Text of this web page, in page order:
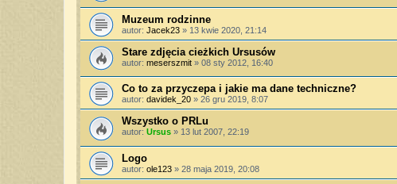
Muzeum rodzinne
autor: Jacek23 » 13 kwie 2020, 21:14
Stare zdjęcia cieżkich Ursusów
autor: meserszmit » 08 sty 2012, 16:40
Co to za przyczepa i jakie ma dane techniczne?
autor: davidek_20 » 26 gru 2019, 8:07
Wszystko o PRLu
autor: Ursus » 13 lut 2007, 22:19
Logo
autor: ole123 » 28 maja 2019, 20:08